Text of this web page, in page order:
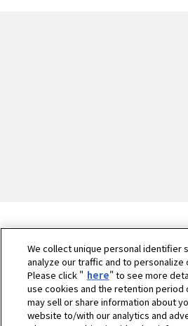
We collect unique personal identifier
analyze our traffic and to personalize
Please click " here" to see more
use cookies and the retention period
may sell or share information about
website to/with our analytics and